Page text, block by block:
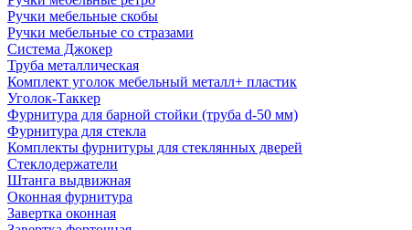
Ручки мебельные скобы
Ручки мебельные со стразами
Система Джокер
Труба металлическая
Комплект уголок мебельный металл+ пластик
Уголок-Таккер
Фурнитура для барной стойки (труба d-50 мм)
Фурнитура для стекла
Комплекты фурнитуры для стеклянных дверей
Стеклодержатели
Штанга выдвижная
Оконная фурнитура
Завертка оконная